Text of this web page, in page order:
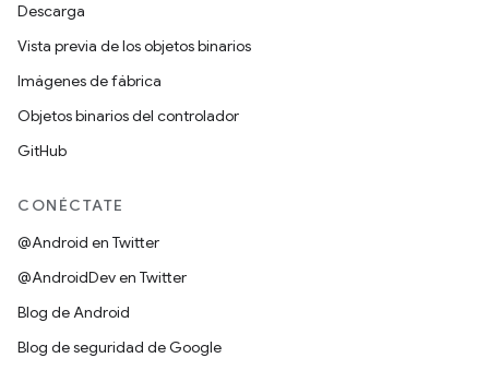
Descarga
Vista previa de los objetos binarios
Imágenes de fábrica
Objetos binarios del controlador
GitHub
CONÉCTATE
@Android en Twitter
@AndroidDev en Twitter
Blog de Android
Blog de seguridad de Google